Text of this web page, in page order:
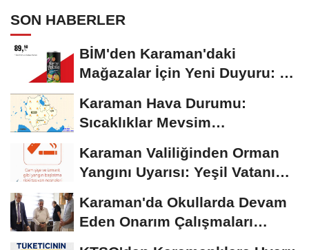
SON HABERLER
BİM'den Karaman'daki
Mağazalar İçin Yeni Duyuru: 11
Karaman Hava Durumu:
Sıcaklıklar Mevsim
Seyrediyor
Karaman Valiliğinden Orman
Yangını Uyarısı: Yeşil Vatanı
Karaman'da Okullarda Devam
Eden Onarım Çalışmaları